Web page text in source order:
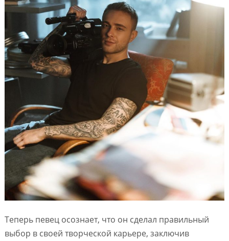
Теперь певец осознает, что он сделал правильный
выбор в своей творческой карьере, заключив